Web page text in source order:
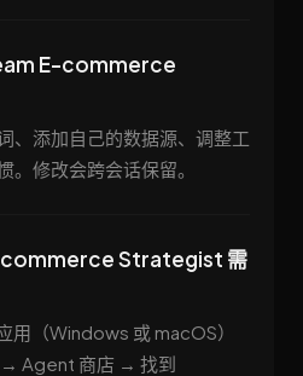
E-commerce
、添加自己的数据源、调整工
。修改会跨会话保留。
Strategist 需
用（Windows 或 macOS）
→ Agent 商店 → 找到